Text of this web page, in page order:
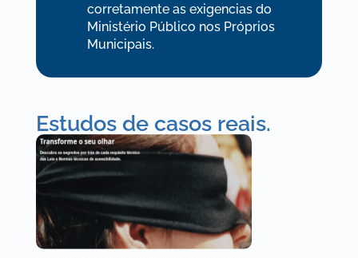
corretamente as exigencias do
Ministério Público nos Próprios
Municipais.
Estudos de casos reais.